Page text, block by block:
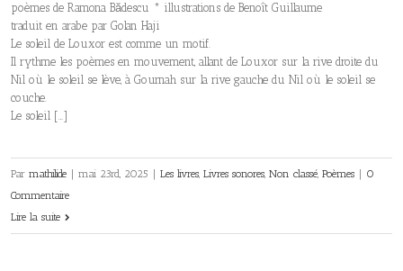
poèmes de Ramona Bădescu * illustrations de Benoît Guillaume
traduit en arabe par Golan Haji
Le soleil de Louxor est comme un motif.
Il rythme les poèmes en mouvement, allant de Louxor sur la rive droite du
Nil où le soleil se lève, à Gournah sur la rive gauche du Nil où le soleil se
couche.
Le soleil […]
Par mathilide mai 23rd, 2025 Les livres, Livres sonores, Non classé, Poèmes
0
Commentaire
Lire la suite